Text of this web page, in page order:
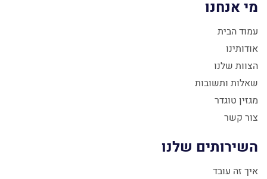
מי אנחנו
עמוד הבית
אודותינו
הצוות שלנו
שאלות ותשובות
מגזין טוגדר
צור קשר
השירותים שלנו
איך זה עובד